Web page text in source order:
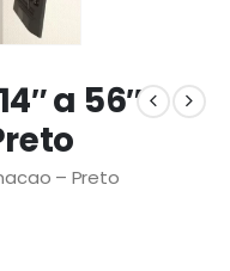
a 56″
– Preto